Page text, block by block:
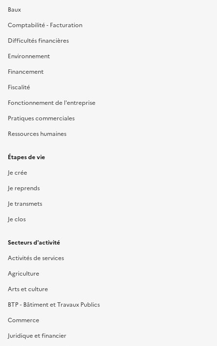
Baux
Comptabilité - Facturation
Difficultés financières
Environnement
Financement
Fiscalité
Fonctionnement de l'entreprise
Pratiques commerciales
Ressources humaines
Étapes de vie
Je crée
Je reprends
Je transmets
Je clos
Secteurs d'activité
Activités de services
Agriculture
Arts et culture
BTP - Bâtiment et Travaux Publics
Commerce
Juridique et financier